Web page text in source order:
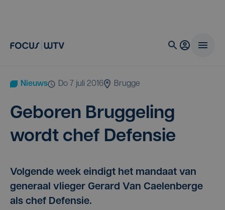
Nieuws do 7 juli 2016 Brugge
Gebo­ren Brug­ge­ling
wordt chef Defensie
Volgende week eindigt het mandaat van
generaal vlieger Gerard Van Caelenberge
als chef Defensie.